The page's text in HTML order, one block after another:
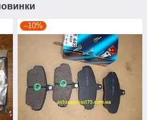
–10%